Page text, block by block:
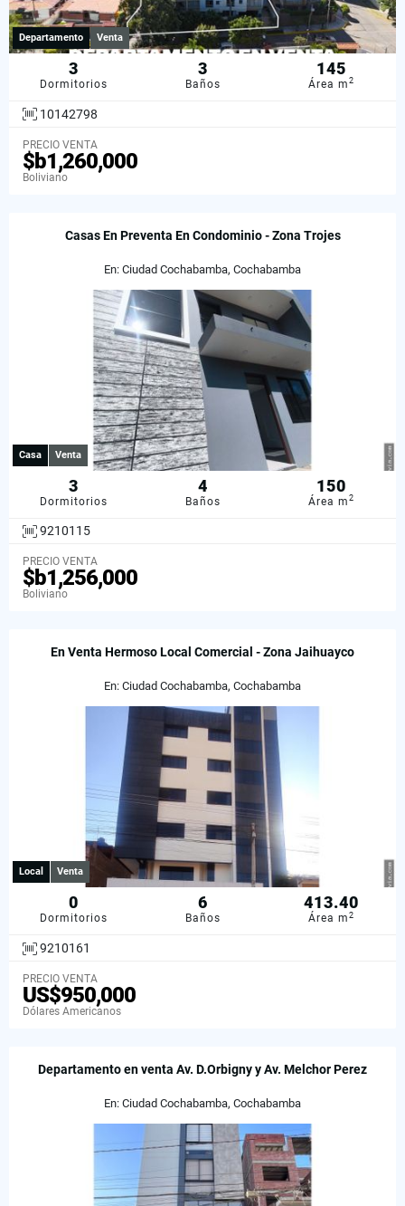
Departamento Venta
3
Dormitorios
3
Baños
145
Área m2
10142798
PRECIO VENTA
$b1,260,000
Boliviano
Casas En Preventa En Condominio - Zona Trojes
En: Ciudad Cochabamba, Cochabamba
Casa Venta
3
Dormitorios
4
Baños
150
Área m2
9210115
PRECIO VENTA
$b1,256,000
Boliviano
En Venta Hermoso Local Comercial - Zona Jaihuayco
En: Ciudad Cochabamba, Cochabamba
Local Venta
0
Dormitorios
6
Baños
413.40
Área m2
9210161
PRECIO VENTA
US$950,000
Dólares Americanos
Departamento en venta Av. D.Orbigny y Av. Melchor Perez
En: Ciudad Cochabamba, Cochabamba